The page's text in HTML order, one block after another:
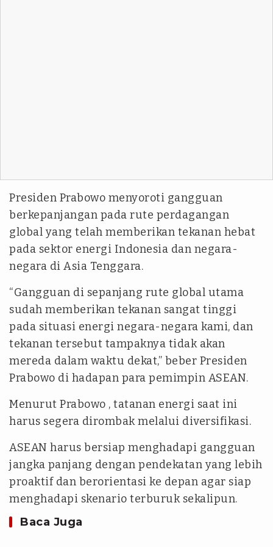
Presiden Prabowo menyoroti gangguan
berkepanjangan pada rute perdagangan
global yang telah memberikan tekanan hebat
pada sektor energi Indonesia dan negara-
negara di Asia Tenggara.
“Gangguan di sepanjang rute global utama
sudah memberikan tekanan sangat tinggi
pada situasi energi negara-negara kami, dan
tekanan tersebut tampaknya tidak akan
mereda dalam waktu dekat,” beber Presiden
Prabowo di hadapan para pemimpin ASEAN.
Menurut Prabowo , tatanan energi saat ini
harus segera dirombak melalui diversifikasi.
ASEAN harus bersiap menghadapi gangguan
jangka panjang dengan pendekatan yang lebih
proaktif dan berorientasi ke depan agar siap
menghadapi skenario terburuk sekalipun.
Baca Juga